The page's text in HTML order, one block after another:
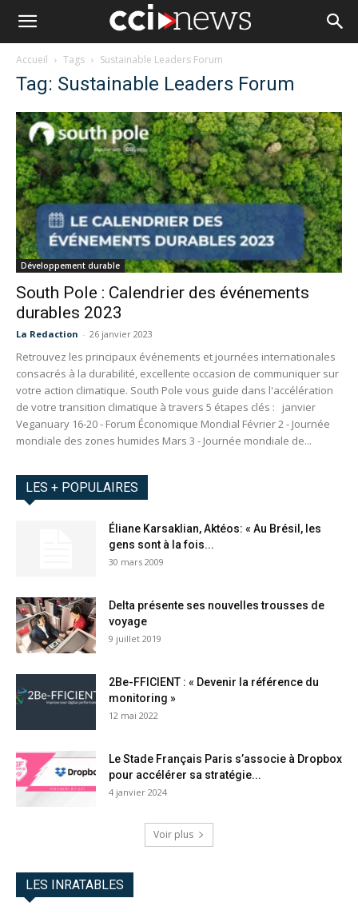
Accueil Tags Sustainable Leaders Forum
Tag: Sustainable Leaders Forum
Développement durable
South Pole : Calendrier des événements
durables 2023
La Redaction - 26 janvier 2023
Retrouvez les principaux événements et journées internationales
consacrés à la durabilité, excellente occasion de communiquer sur
votre action climatique. South Pole vous guide dans l'accélération
de votre transition climatique à travers 5 étapes clés : janvier
Veganuary 16-20 - Forum Économique Mondial Février 2 - Journée
mondiale des zones humides Mars 3 - Journée mondiale de...
LES + POPULAIRES
Éliane Karsaklian, Aktéos: « Au Brésil, les
gens sont à la fois...
30 mars 2009
Delta présente ses nouvelles trousses de
voyage
9 juillet 2019
2Be-FFICIENT : « Devenir la référence du
monitoring »
12 mai 2022
Le Stade Français Paris s’associe à Dropbox
pour accélérer sa stratégie...
4 janvier 2024
Voir plus
LES INRATABLES